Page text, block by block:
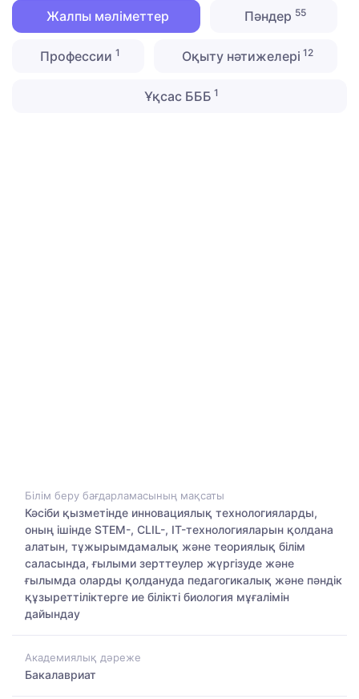
Жалпы мәліметтер Пәндер 55
Профессии 1 Оқыту нәтижелері 12
Ұқсас БББ 1
Білім беру бағдарламасының мақсаты
Кәсіби қызметінде инновациялық технологияларды,
оның ішінде STEM-, CLIL-, IT-технологияларын қолдана
алатын, тұжырымдамалық және теориялық білім
саласында, ғылыми зерттеулер жүргізуде және
ғылымда оларды қолдануда педагогикалық және пәндік
құзыреттіліктерге ие білікті биология мұғалімін
дайындау
Академиялық дәреже
Бакалавриат